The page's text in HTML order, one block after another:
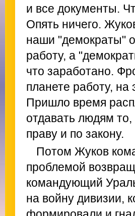
и все документы.
Опять ничего.
наши "демократы"
работу, а
что заработано.
планете работу, на
Пришло время
отдавать людям
праву и по закону.
Потом Жуков
проблемой
командующий
на войну дивизии,